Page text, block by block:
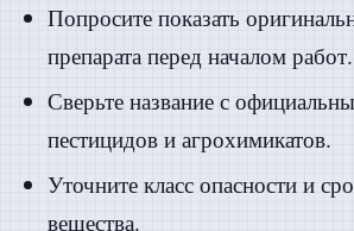
Попросите показать
препарата перед началом работ.
Сверьте название с
пестицидов и агрохимикатов.
Уточните класс опасности и
вещества.